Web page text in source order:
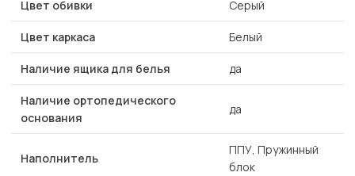
Цвет обивки Серый
Цвет каркаса Белый
Наличие ящика для белья да
Наличие ортопедического
основания
да
Наполнитель
ППУ, Пружинный
блок